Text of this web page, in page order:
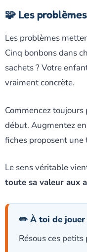
🧩 Les
Les problèmes
Cinq bonbons dans
sachets ? Votre
vraiment concrète.
Commencez
début. Augmentez
fiches proposent une
Le sens véritable
toute sa valeur aux
✏️ À toi de
Résous ces petits